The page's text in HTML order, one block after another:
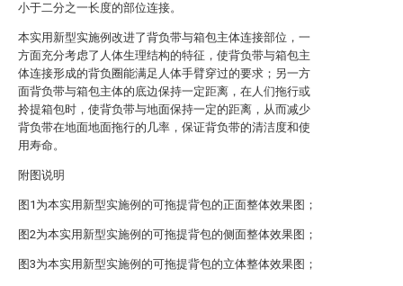
小于二分之一长度的部位连接。
本实用新型实施例改进了背负带与箱包主体连接部位，一
方面充分考虑了人体生理结构的特征，使背负带与箱包主
体连接形成的背负圈能满足人体手臂穿过的要求；另一方
面背负带与箱包主体的底边保持一定距离，在人们拖行或
拎提箱包时，使背负带与地面保持一定的距离，从而减少
背负带在地面地面拖行的几率，保证背负带的清洁度和使
用寿命。
附图说明
图1为本实用新型实施例的可拖提背包的正面整体效果图；
图2为本实用新型实施例的可拖提背包的侧面整体效果图；
图3为本实用新型实施例的可拖提背包的立体整体效果图；